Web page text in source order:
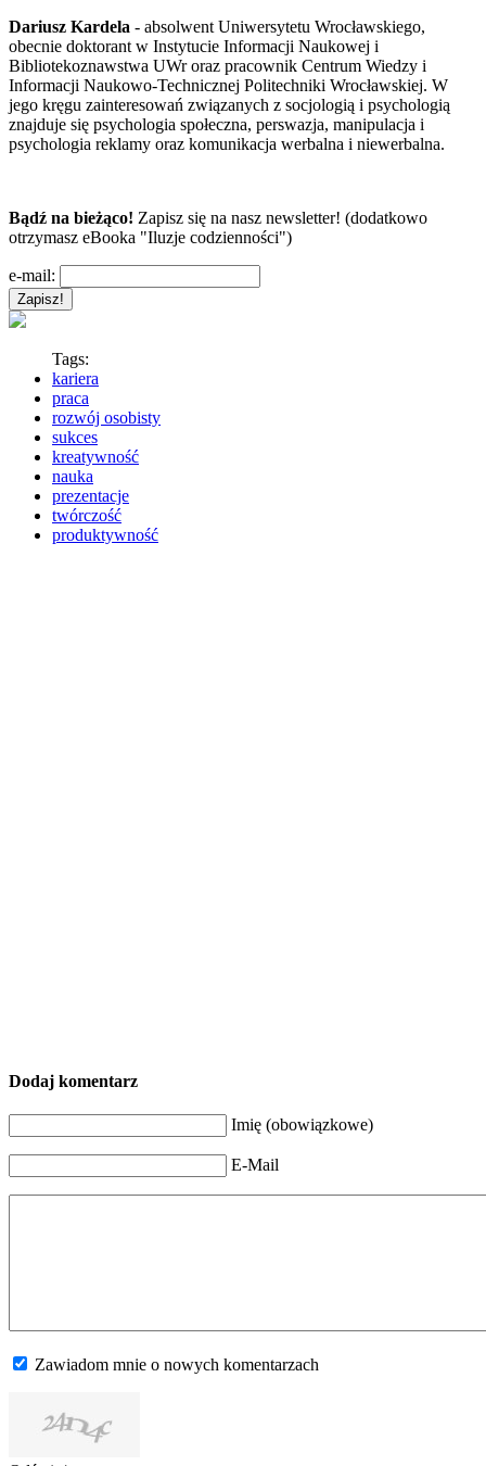
Dariusz Kardela - absolwent Uniwersytetu Wrocławskiego,
obecnie doktorant w Instytucie Informacji Naukowej i
Bibliotekoznawstwa UWr oraz pracownik Centrum Wiedzy i
Informacji Naukowo-Technicznej Politechniki Wrocławskiej. W
jego kręgu zainteresowań związanych z socjologią i psychologią
znajduje się psychologia społeczna, perswazja, manipulacja i
psychologia reklamy oraz komunikacja werbalna i niewerbalna.
Bądź na bieżąco! Zapisz się na nasz newsletter! (dodatkowo
otrzymasz eBooka "Iluzje codzienności")
e-mail:
Tags:
kariera
praca
rozwój osobisty
sukces
kreatywność
nauka
prezentacje
twórczość
produktywność
Dodaj komentarz
Imię (obowiązkowe)
E-Mail
Zawiadom mnie o nowych komentarzach